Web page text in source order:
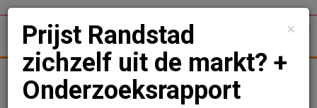
×
Prijst Randstad
zichzelf uit de markt? +
Onderzoeksrapport